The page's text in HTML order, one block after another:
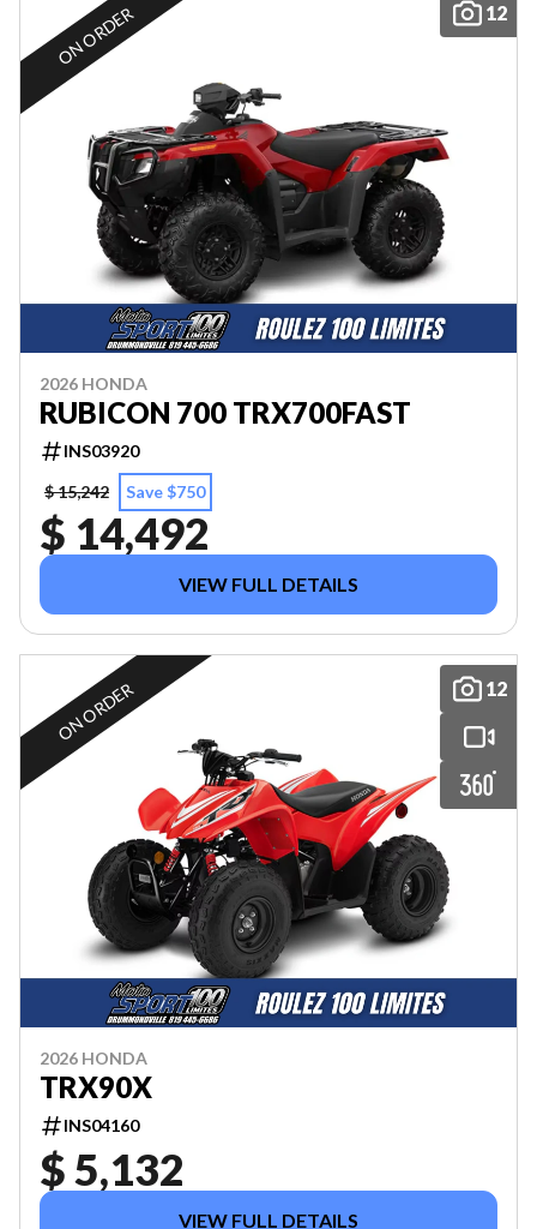
12
ON ORDER
2026 HONDA
RUBICON 700 TRX700FAST
INS03920
$ 15,242
Save $750
$ 14,492
VIEW FULL DETAILS
12
ON ORDER
2026 HONDA
TRX90X
INS04160
$ 5,132
VIEW FULL DETAILS